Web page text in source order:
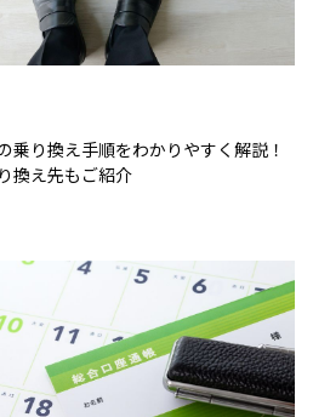
乗り換え手順をわかりやすく解説！
換え先もご紹介